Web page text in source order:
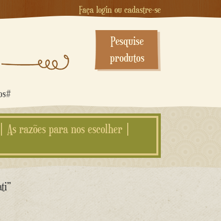
Faça login ou cadastre-se
Pesquise
produtos
As razões para nos escolher